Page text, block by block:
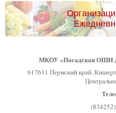
МКОУ «Посадская ОШИ
617611 Пермский край,